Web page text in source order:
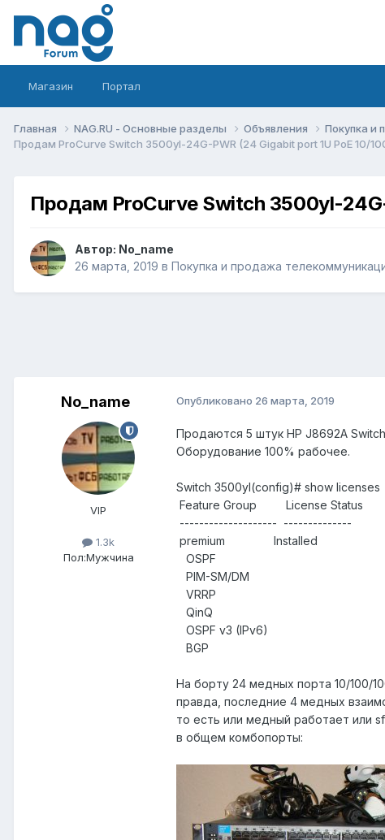
Магазин Портал
Главная NAG.RU - Основные разделы Объявления
Покупка и
Продам ProCurve Switch 3500yl-24G-PWR (24 Gigabit port 1U PoE 10/
Продам ProCurve Switch 3500yl-
Автор: No_name
26 марта, 2019 в Покупка и продажа
No_name
VIP
1.3k
Пол:Мужчина
Опубликовано 26 марта, 2019
Продаются 5 штук HP J8692A
Оборудование 100% рабочее.
Switch 3500yl(config)# show licenses
Feature Group License Status
-------------------- --------------
premium Installed
OSPF
PIM-SM/DM
VRRP
QinQ
OSPF v3 (IPv6)
BGP
На борту 24 медных порта 10/100/
правда, последние 4 медных
то есть или медный работает или
в общем комбопорты: